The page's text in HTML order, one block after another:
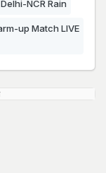
Delhi-NCR Rain
up Match LIVE